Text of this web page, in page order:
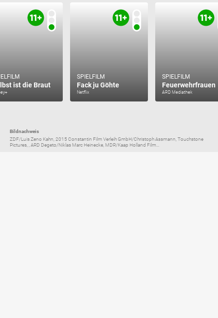
ist die Braut
SPIELFILM
Fack ju Göhte
Netflix
SPIELFILM
Feuerwehrfrauen
ARD Mediathek
Bildnachweis
ZDF/Luis Zeno Kahn, 2015 Constantin Film Verleih GmbH/Christoph Assmann, Touchstone
Pictures, , ARD Degeto/Niklas Marc Heinecke, MDR/Kaap Holland Film...